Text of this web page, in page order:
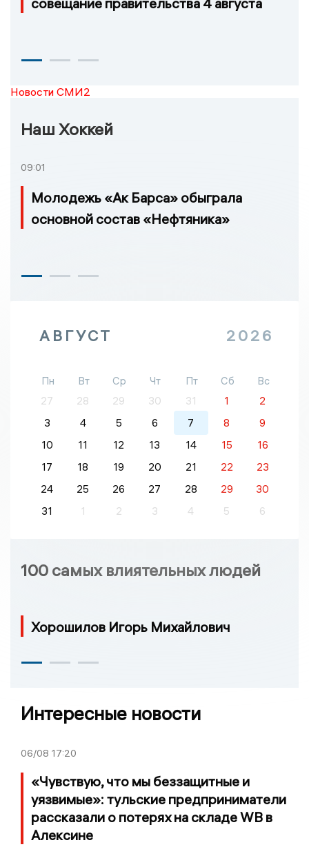
Новости СМИ2
Наш Хоккей
09:01
Молодежь «Ак Барса» обыграла
основной состав «Нефтяника»
АВГУСТ 2026
Пн Вт Ср Чт Пт Сб
Вс
27
28 29 30 31 1
2
3
4 5 6 7 8
9
10
11 12 13 14 15
16
17
18 19 20 21 22
23
24
25 26 27 28 29
30
31
1 2 3 4 5 6
100 самых влиятельных людей
Хорошилов Игорь Михайлович
Интересные новости
06/08 17:20
«Чувствую, что мы беззащитные и
уязвимые»: тульские предприниматели
рассказали о потерях на складе WB в
Алексине